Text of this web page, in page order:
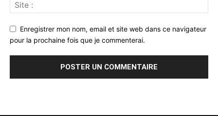
Enregistrer mon nom, email et site web dans ce navigateur
pour la prochaine fois que je commenterai.